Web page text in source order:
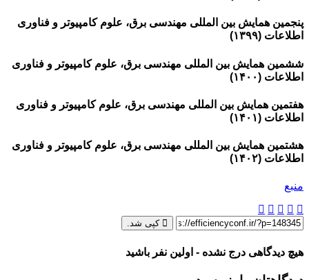
پنجمین همایش بین المللی مهندسی برق، علوم کامپیوتر و فناوری
اطلاعات (۱۳۹۹)
ششمین همایش بین المللی مهندسی برق، علوم کامپیوتر و فناوری
اطلاعات (۱۴۰۰)
هفتمین همایش بین المللی مهندسی برق، علوم کامپیوتر و فناوری
اطلاعات (۱۴۰۱)
هشتمین همایش بین المللی مهندسی برق، علوم کامپیوتر و فناوری
اطلاعات (۱۴۰۲)
منبع
کپی شد.
هیچ دیدگاهی درج نشده - اولین نفر باشید